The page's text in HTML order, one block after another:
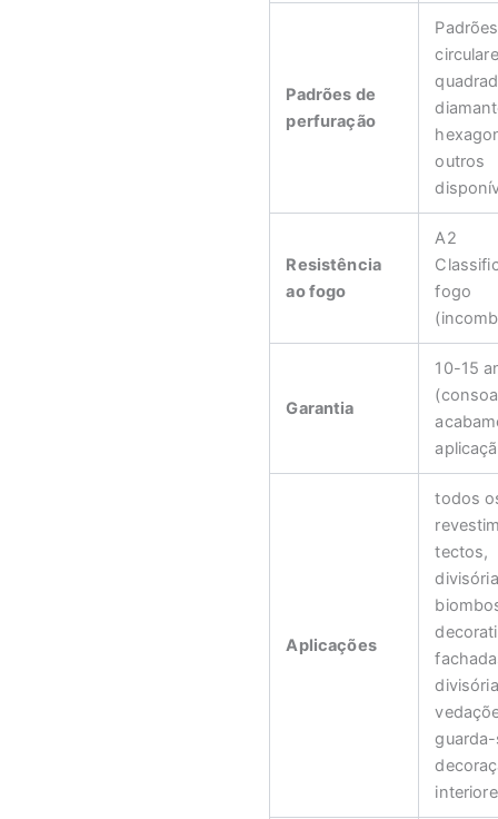
Padrões de
perfuração
Padrões
outros
Resistência
ao fogo
A2
fogo
Garantia
10-15
Aplicações
todos
tectos,